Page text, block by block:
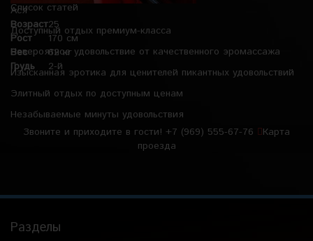
Ася
Возраст25
Рост
170 см
Вес
62 кг
Грудь
2-й
Список статей
Доступный отдых премиум-класса
Невероятное удовольствие от качественного эромассажа
Изысканная эротика для ценителей пикантных удовольствий
Элитный отдых по доступным ценам
Незабываемые минуты удовольствия
Звоните и приходите в гости! +7 (969) 555-67-76
Карта
проезда
Разделы